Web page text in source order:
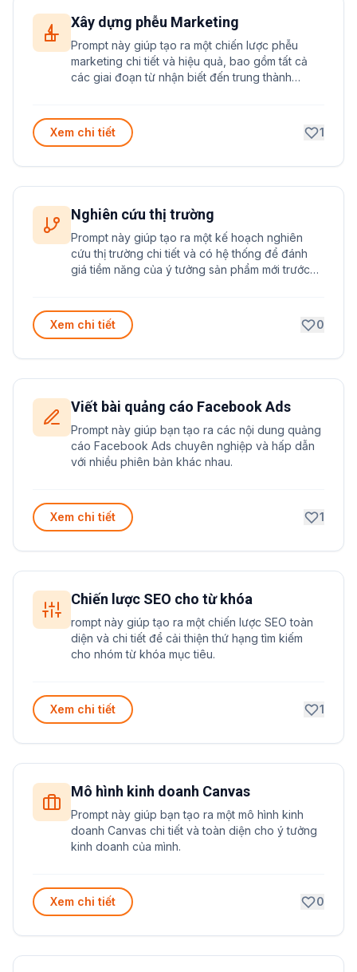
Xây dựng phễu Marketing
Prompt này giúp tạo ra một chiến lược phễu
marketing chi tiết và hiệu quả, bao gồm tất cả
các giai đoạn từ nhận biết đến trung thành
Xem chi tiết 1
Nghiên cứu thị trường
Prompt này giúp tạo ra một kế hoạch nghiên
cứu thị trường chi tiết và có hệ thống để đánh
giá tiềm năng của ý tưởng sản phẩm mới trước
Xem chi tiết 0
Viết bài quảng cáo Facebook Ads
Prompt này giúp bạn tạo ra các nội dung quảng
cáo Facebook Ads chuyên nghiệp và hấp dẫn
với nhiều phiên bản khác nhau.
Xem chi tiết 1
Chiến lược SEO cho từ khóa
rompt này giúp tạo ra một chiến lược SEO toàn
diện và chi tiết để cải thiện thứ hạng tìm kiếm
cho nhóm từ khóa mục tiêu.
Xem chi tiết 1
Mô hình kinh doanh Canvas
Prompt này giúp bạn tạo ra một mô hình kinh
doanh Canvas chi tiết và toàn diện cho ý tưởng
kinh doanh của mình.
Xem chi tiết 0